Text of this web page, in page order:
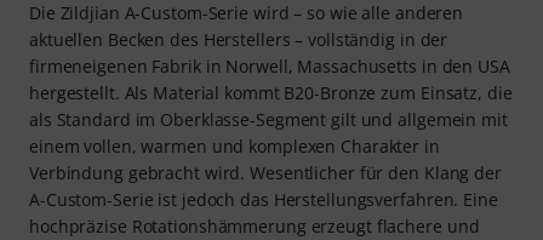
Die Zildjian A-Custom-Serie wird – so wie alle anderen
aktuellen Becken des Herstellers – vollständig in der
firmeneigenen Fabrik in Norwell, Massachusetts in den USA
hergestellt. Als Material kommt B20-Bronze zum Einsatz, die
als Standard im Oberklasse-Segment gilt und allgemein mit
einem vollen, warmen und komplexen Charakter in
Verbindung gebracht wird. Wesentlicher für den Klang der
A-Custom-Serie ist jedoch das Herstellungsverfahren. Eine
hochpräzise Rotationshämmerung erzeugt flachere und